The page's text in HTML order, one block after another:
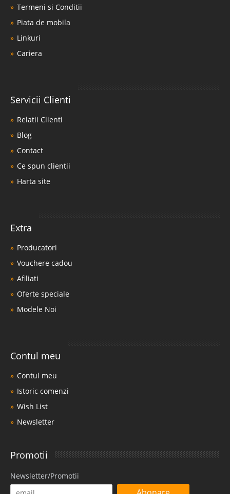
Termeni si Conditii
Piata de mobila
Linkuri
Cariera
Servicii Clienti
Relatii Clienti
Blog
Contact
Ce spun clientii
Harta site
Extra
Producatori
Vouchere cadou
Afiliati
Oferte speciale
Modele Noi
Contul meu
Contul meu
Istoric comenzi
Wish List
Newsletter
Promotii
Newsletter/Promotii